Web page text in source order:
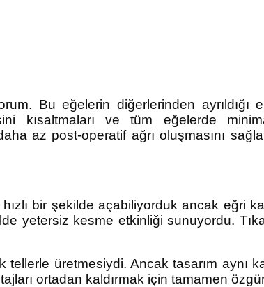
Bu eğelerin diğerlerinden ayrıldığı
kısaltmaları ve tüm eğelerde
az post-operatif ağrı oluşmasını
bir şekilde açabiliyorduk ancak eğri
yetersiz kesme etkinliği sunuyordu.
üretmesiydi. Ancak tasarım aynı
ortadan kaldırmak için tamamen